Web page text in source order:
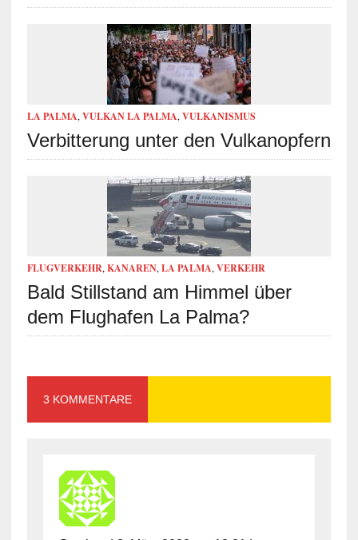
LA PALMA, VULKAN LA PALMA, VULKANISMUS
Verbitterung unter den Vulkanopfern
FLUGVERKEHR, KANAREN, LA PALMA, VERKEHR
Bald Stillstand am Himmel über
dem Flughafen La Palma?
3 KOMMENTARE